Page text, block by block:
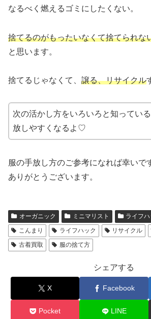
なるべく燃えるゴミにしたくない。
捨てるのがもったいなくて捨てられな
と思います。
捨てるじゃなくて、 譲る、リサイクル
次の活かし方をいろいろと知ってい
放しやすくなるよ♡
服の手放し方のご参考になれば幸い
ありがとうございます。
オーガニック ミニマリスト ライフハ
こんまり
ライフハック リサイクル
古着買取
服の捨て方
シェアする
X Facebook
Pocket LINE